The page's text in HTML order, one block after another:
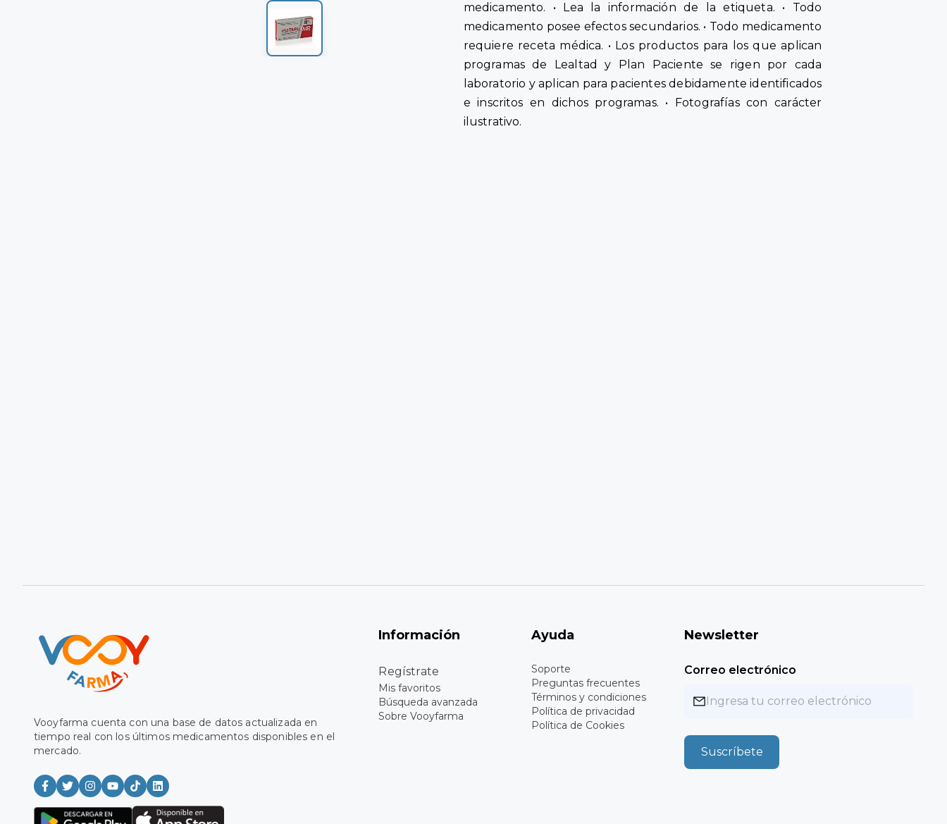
medicamento. • Lea la información de la etiqueta. • Todo
medicamento posee efectos secundarios. • Todo medicamento
requiere receta médica. • Los productos para los que aplican
programas de Lealtad y Plan Paciente se rigen por cada
laboratorio y aplican para pacientes debidamente identificados
e inscritos en dichos programas. • Fotografías con carácter
ilustrativo.
Vooyfarma cuenta con una base de datos actualizada en
tiempo real con los últimos medicamentos disponibles en el
mercado.
Información
Regístrate
Mis favoritos
Búsqueda avanzada
Sobre Vooyfarma
Ayuda
Soporte
Preguntas frecuentes
Términos y condiciones
Política de privacidad
Política de Cookies
Newsletter
Correo electrónico
Suscríbete